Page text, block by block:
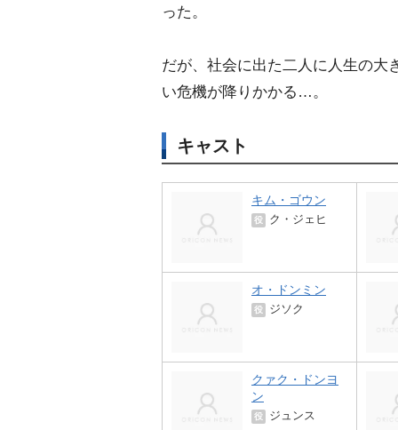
った。
だが、社会に出た二人に人生の大
い危機が降りかかる…。
キャスト
キム・ゴウン
役 ク・ジェヒ
オ・ドンミン
役 ジソク
クァク・ドンヨ
ン
役 ジュンス